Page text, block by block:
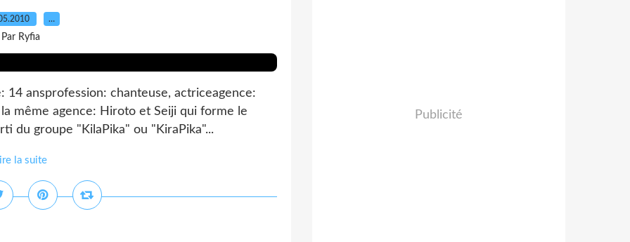
…
Par Ryfia
14 ansprofession: chanteuse, actriceagence:
même agence: Hiroto et Seiji qui forme le
du groupe "KilaPika" ou "KiraPika"...
la suite
Publicité